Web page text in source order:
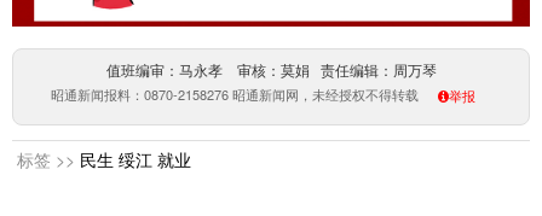
值班编审：马永孝 审核：莫娟 责任编辑：周万琴
昭通新闻报料：0870-2158276 昭通新闻网，未经授权不得转载 举报
标签 >> 民生 绥江 就业